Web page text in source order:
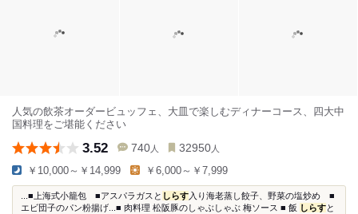
人気の飲茶オーダービュッフェ、大皿で楽しむディナーコース、四大中
国料理をご堪能ください
3.52 740 人 32950 人
￥10,000～￥14,999 ￥6,000～￥7,999
...■上海式小籠包 ■アスパラガスと しらす入り海老蒸し餃子、野菜の塩炒め ■
エビ団子のパン粉揚げ...■ 肉料理 松阪豚のしゃぶしゃぶ 梅ソース ■ 飯 しらすと